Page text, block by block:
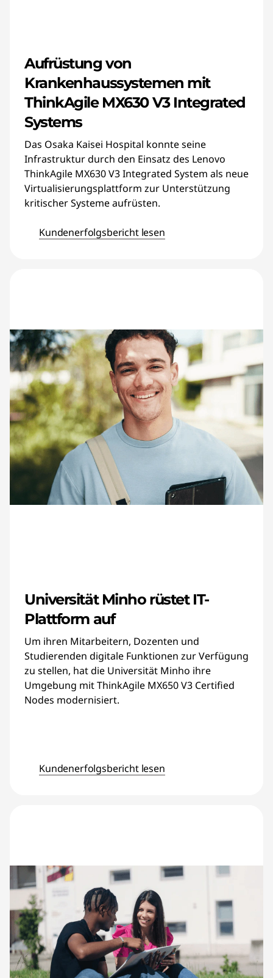
Aufrüstung von
Krankenhaussystemen mit
ThinkAgile MX630 V3 Integrated
Systems
Das Osaka Kaisei Hospital konnte seine
Infrastruktur durch den Einsatz des Lenovo
ThinkAgile MX630 V3 Integrated System als neue
Virtualisierungsplattform zur Unterstützung
kritischer Systeme aufrüsten.
Kundenerfolgsbericht lesen
Universität Minho rüstet IT-
Plattform auf
Um ihren Mitarbeitern, Dozenten und
Studierenden digitale Funktionen zur Verfügung
zu stellen, hat die Universität Minho ihre
Umgebung mit ThinkAgile MX650 V3 Certified
Nodes modernisiert.
Kundenerfolgsbericht lesen